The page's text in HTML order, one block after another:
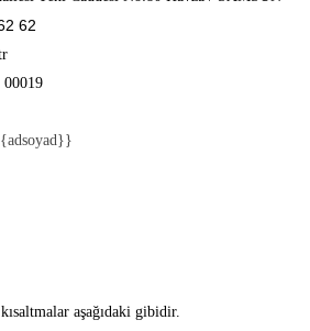
62
00019
aşağıdaki gibidir.